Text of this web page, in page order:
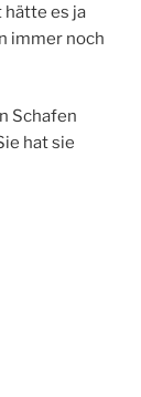
hätte es ja
immer noch
Schafen
hat sie